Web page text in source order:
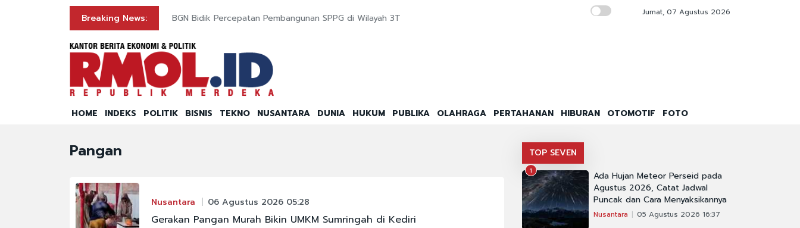
Breaking News: BGN Bidik Percepatan Pembangunan SPPG di Wilayah 3T Polisi Tangkap Dua Orang Penghina
Jumat, 07 Agustus 2026
HOME INDEKS POLITIK BISNIS TEKNO NUSANTARA DUNIA HUKUM PUBLIKA OLAHRAGA PERTAHANAN HIBURAN OTOMOTIF FOTO
Pangan
Nusantara 06 Agustus 2026 05:28
Gerakan Pangan Murah Bikin UMKM Sumringah di Kediri
TOP SEVEN
1
Ada Hujan Meteor Perseid pada
Agustus 2026, Catat Jadwal
Puncak dan Cara Menyaksikannya
Nusantara 05 Agustus 2026 16:37